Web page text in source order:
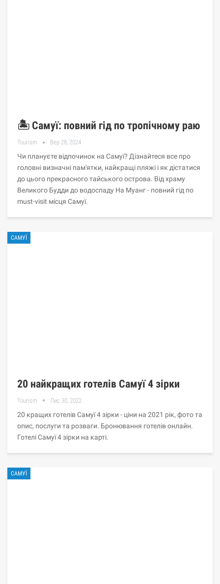
🏝️ Самуї: повний гід по тропічному раю
Tourism Вер 28, 2024
Чи плануєте відпочинок на Самуї? Дізнайтеся все про
головні визначні пам'ятки, найкращі пляжі і як дістатися
до цього прекрасного тайського острова. Від храму
Великого Будди до водоспаду На Муанг - повний гід по
must-visit місця Самуї.
САМУЇ
20 найкращих готелів Самуї 4 зірки
Tourism Лис 30, 2022
20 кращих готелів Самуї 4 зірки - ціни на 2021 рік, фото та
опис, послуги та розваги. Бронювання готелів онлайн.
Готелі Самуї 4 зірки на карті.
САМУЇ